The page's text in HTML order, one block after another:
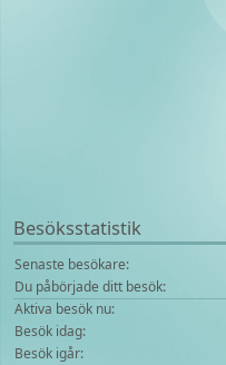
Besöksstatistik
Senaste besökare:
Du påbörjade ditt besök:
Aktiva besök nu:
Besök idag:
Besök igår: